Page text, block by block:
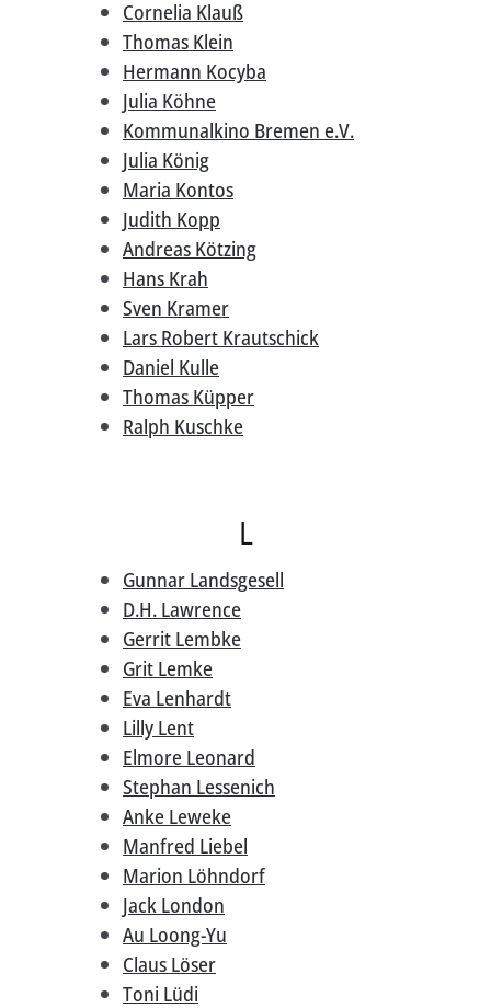
Cornelia Klauß
Thomas Klein
Hermann Kocyba
Julia Köhne
Kommunalkino Bremen e.V.
Julia König
Maria Kontos
Judith Kopp
Andreas Kötzing
Hans Krah
Sven Kramer
Lars Robert Krautschick
Daniel Kulle
Thomas Küpper
Ralph Kuschke
L
Gunnar Landsgesell
D.H. Lawrence
Gerrit Lembke
Grit Lemke
Eva Lenhardt
Lilly Lent
Elmore Leonard
Stephan Lessenich
Anke Leweke
Manfred Liebel
Marion Löhndorf
Jack London
Au Loong-Yu
Claus Löser
Toni Lüdi